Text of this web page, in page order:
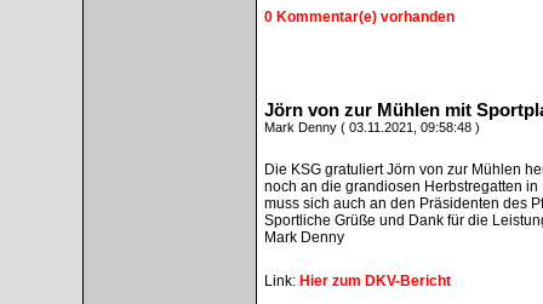
0 Kommentar(e) vorhanden
Jörn von zur Mühlen mit
Mark Denny ( 03.11.2021, 09:58:48 )
Die KSG gratuliert Jörn von zur Mühlen
noch an die grandiosen Herbstregatten
muss sich auch an den Präsidenten des
Sportliche Grüße und Dank für die
Mark Denny
Link: Hier zum DKV-Bericht